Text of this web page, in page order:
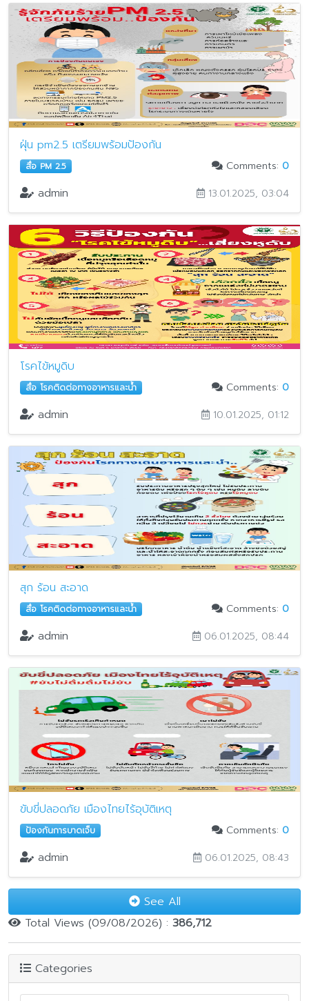
ฝุ่น pm2.5 เตรียมพร้อมป้องกัน
สื่อ PM 2.5 Comments: 0
admin 13.01.2025, 03:04
โรคไข้หมูดิบ
สื่อ โรคติดต่อทางอาหารและน้ำ Comments: 0
admin 10.01.2025, 01:12
สุก ร้อน สะอาด
สื่อ โรคติดต่อทางอาหารและน้ำ Comments: 0
admin 06.01.2025, 08:44
ขับขี่ปลอดภัย เมืองไทยไร้อุบัติเหตุ
ป้องกันการบาดเจ็บ Comments: 0
admin 06.01.2025, 08:43
See All
Total Views (09/08/2026) : 386,712
Categories